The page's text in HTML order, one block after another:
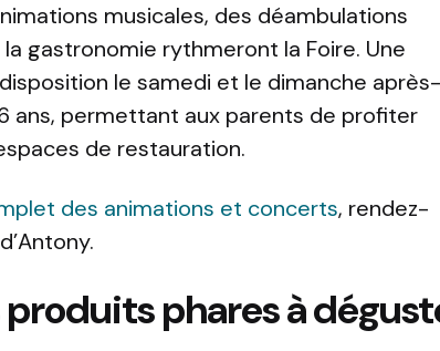
musicales, des déambulations
gastronomie rythmeront la Foire. Une
le samedi et le dimanche après-
ans, permettant aux parents de profiter
de restauration.
des animations et concerts, rendez-
phares à